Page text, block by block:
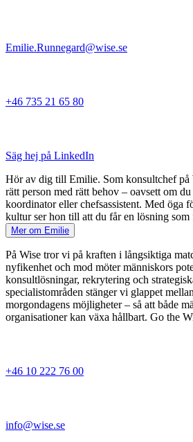
Emilie.Runnegard@wise.se
+46 735 21 65 80
Säg hej på LinkedIn
Hör av dig till Emilie. Som konsultchef på
rätt person med rätt behov – oavsett om
koordinator eller chefsassistent. Med öga
kultur ser hon till att du får en lösning
Mer om Emilie
På Wise tror vi på kraften i långsiktiga
nyfikenhet och mod möter människors
konsultlösningar, rekrytering och
specialistområden stänger vi glappet
morgondagens möjligheter – så att både
organisationer kan växa hållbart. Go the
+46 10 222 76 00
info@wise.se